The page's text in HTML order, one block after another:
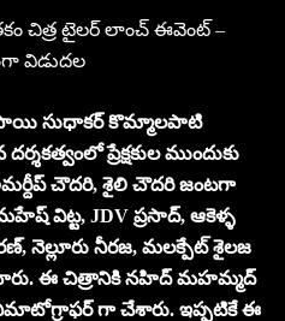
చిత్ర టైలర్ లాంచ్ ఈవెంట్ –
విడుదల
సుధాకర్ కొమ్మాలపాటి
ప్రేక్షకుల ముందుకు
చౌదరి, శైలి చౌదరి జంటగా
విట్ట, JDV ప్రసాద్, ఆకెళ్ళ
నెల్లూరు నీరజ, మలక్పేట్ శైలజ
ఈ చిత్రానికి నహిద్ మహమ్మద్
గా చేశారు. ఇప్పటికే ఈ